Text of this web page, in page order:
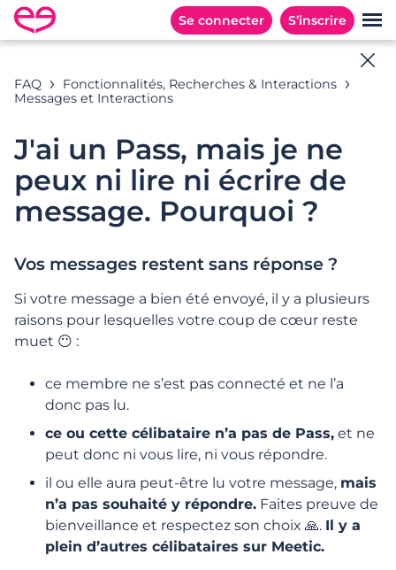
Se connecter S’inscrire
Aide en ligne
Exemples de recherches : « Abonnement », «
Adresses E-mail », « Inscription », …
CATÉGORIES QUESTIONS POPULAIRES
Catégories
Inscription et 1ers pas
Gestion du profil
Fonctionnalités, Recherches &
Interactions
Activité, Visites et Likes
FAQ
Fonctionnalités, Recherches & Interactions
Messages et Interactions
J'ai un Pass, mais je ne
peux ni lire ni écrire de
message. Pourquoi ?
Vos messages restent sans réponse ?
Si votre message a bien été envoyé, il y a plusieurs
raisons pour lesquelles votre coup de cœur reste
muet 😶 :
ce membre ne s’est pas connecté et ne l’a
donc pas lu.
ce ou cette célibataire n’a pas de Pass, et ne
peut donc ni vous lire, ni vous répondre.
il ou elle aura peut-être lu votre message, mais
n’a pas souhaité y répondre. Faites preuve de
bienveillance et respectez son choix 🙏. Il y a
plein d’autres célibataires sur Meetic.